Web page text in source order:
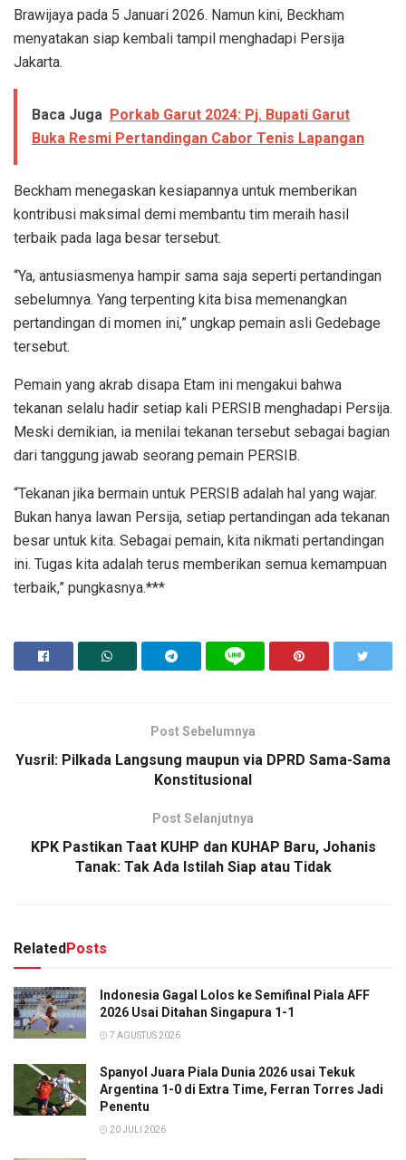
Brawijaya pada 5 Januari 2026. Namun kini, Beckham
menyatakan siap kembali tampil menghadapi Persija
Jakarta.
Baca Juga Porkab Garut 2024: Pj. Bupati Garut
Buka Resmi Pertandingan Cabor Tenis Lapangan
Beckham menegaskan kesiapannya untuk memberikan
kontribusi maksimal demi membantu tim meraih hasil
terbaik pada laga besar tersebut.
“Ya, antusiasmenya hampir sama saja seperti pertandingan
sebelumnya. Yang terpenting kita bisa memenangkan
pertandingan di momen ini,” ungkap pemain asli Gedebage
tersebut.
Pemain yang akrab disapa Etam ini mengakui bahwa
tekanan selalu hadir setiap kali PERSIB menghadapi Persija.
Meski demikian, ia menilai tekanan tersebut sebagai bagian
dari tanggung jawab seorang pemain PERSIB.
“Tekanan jika bermain untuk PERSIB adalah hal yang wajar.
Bukan hanya lawan Persija, setiap pertandingan ada tekanan
besar untuk kita. Sebagai pemain, kita nikmati pertandingan
ini. Tugas kita adalah terus memberikan semua kemampuan
terbaik,” pungkasnya.***
Post Sebelumnya
Yusril: Pilkada Langsung maupun via DPRD Sama-Sama
Konstitusional
Post Selanjutnya
KPK Pastikan Taat KUHP dan KUHAP Baru, Johanis
Tanak: Tak Ada Istilah Siap atau Tidak
RelatedPosts
Indonesia Gagal Lolos ke Semifinal Piala AFF
2026 Usai Ditahan Singapura 1-1
7 AGUSTUS 2026
Spanyol Juara Piala Dunia 2026 usai Tekuk
Argentina 1-0 di Extra Time, Ferran Torres Jadi
Penentu
20 JULI 2026